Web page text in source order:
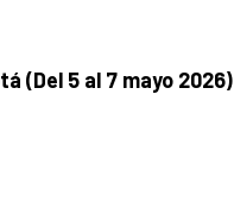
(Del 5 al 7 mayo 2026)